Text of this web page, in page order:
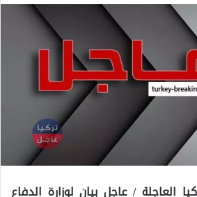
العاجلة / عاجل بيان لوزارة الدفاع